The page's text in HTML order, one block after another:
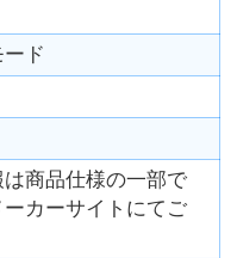
ード
商品仕様の一部で
カーサイトにてご